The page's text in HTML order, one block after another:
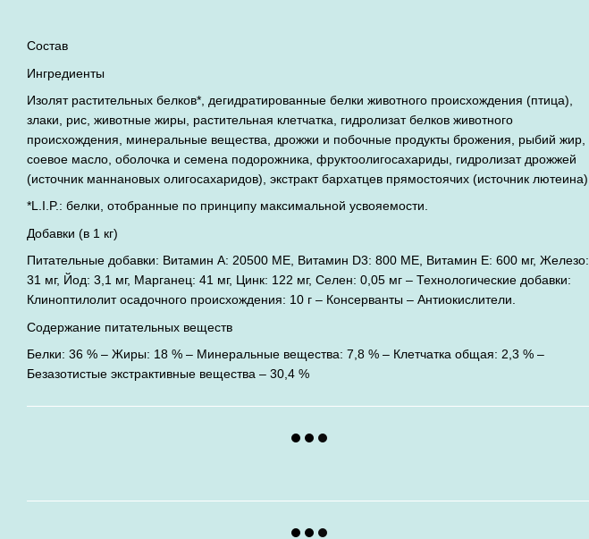
Состав
Ингредиенты
Изолят растительных белков*, дегидратированные белки животного происхождения (птица),
злаки, рис, животные жиры, растительная клетчатка, гидролизат белков животного
происхождения, минеральные вещества, дрожжи и побочные продукты брожения, рыбий жир,
соевое масло, оболочка и семена подорожника, фруктоолигосахариды, гидролизат дрожжей
(источник мaннановых олигосахаридов), экстракт бархатцев прямостоячих (источник лютеина).
*L.I.P.: белки, отобранные по принципу максимальной усвояемости.
Добавки (в 1 кг)
Питательные добавки: Витамин A: 20500 ME, Витамин D3: 800 ME, Витамин E: 600 мг, Железо:
31 мг, Йод: 3,1 мг, Марганец: 41 мг, Цинк: 122 мг, Ceлeн: 0,05 мг – Технологические добавки:
Клиноптилолит осадочного происхождения: 10 г – Консерванты – Антиокислители.
Содержание питательных веществ
Белки: 36 % – Жиры: 18 % – Минеральные вещества: 7,8 % – Клетчатка общая: 2,3 % –
Безазотистые экстрактивные вещества – 30,4 %